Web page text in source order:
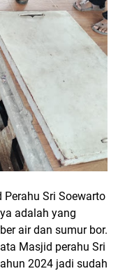
Sri Soewarto
adalah yang
air dan sumur bor.
Masjid perahu Sri
2024 jadi sudah